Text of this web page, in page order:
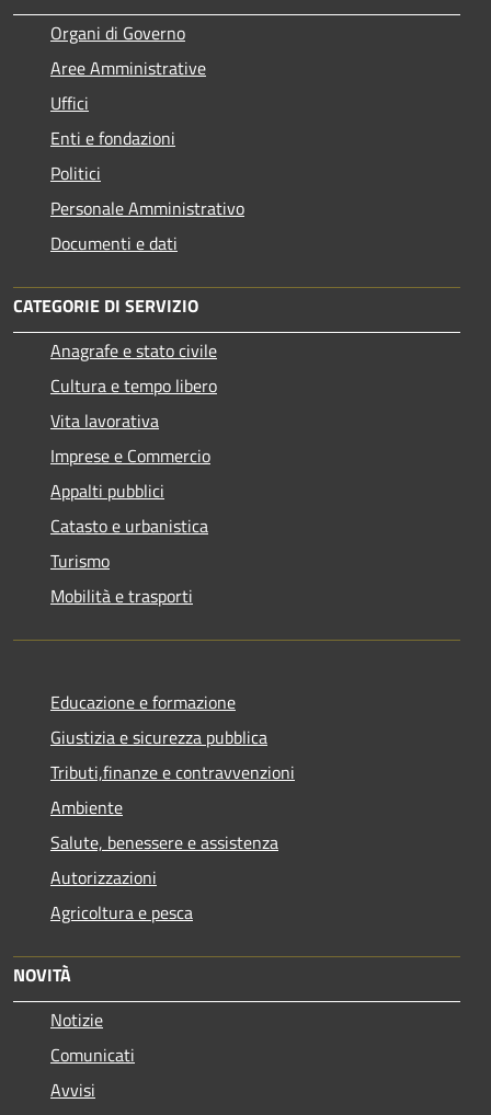
Organi di Governo
Aree Amministrative
Uffici
Enti e fondazioni
Politici
Personale Amministrativo
Documenti e dati
CATEGORIE DI SERVIZIO
Anagrafe e stato civile
Cultura e tempo libero
Vita lavorativa
Imprese e Commercio
Appalti pubblici
Catasto e urbanistica
Turismo
Mobilità e trasporti
Educazione e formazione
Giustizia e sicurezza pubblica
Tributi,finanze e contravvenzioni
Ambiente
Salute, benessere e assistenza
Autorizzazioni
Agricoltura e pesca
NOVITÀ
Notizie
Comunicati
Avvisi